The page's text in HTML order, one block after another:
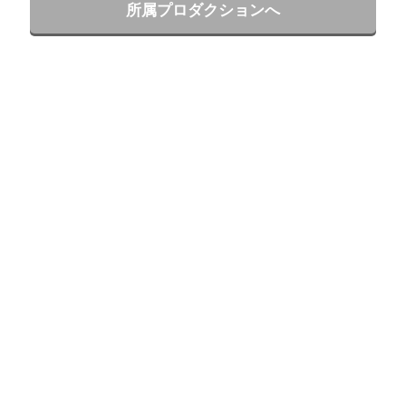
所属プロダクションへ